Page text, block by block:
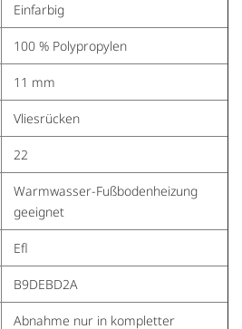
Einfarbig
100 % Polypropylen
11 mm
Vliesrücken
22
Warmwasser-Fußbodenheizung
geeignet
Efl
B9DEBD2A
Abnahme nur in kompletter